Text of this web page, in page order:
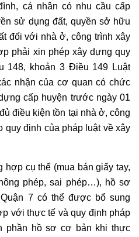
cá nhân có nhu cầu cấp
sử dụng đất, quyền sở hữu
đối với nhà ở, công trình xây
phải xin phép xây dựng quy
148, khoản 3 Điều 149 Luật
nhận của cơ quan có chức
cấp huyện trước ngày 01
điều kiện tồn tại nhà ở, công
quy định của pháp luật về xây
cụ thể (mua bán giấy tay,
phép, sai phép…), hồ sơ
7 có thể được bổ sung
với thực tế và quy định pháp
phần hồ sơ cơ bản khi thực